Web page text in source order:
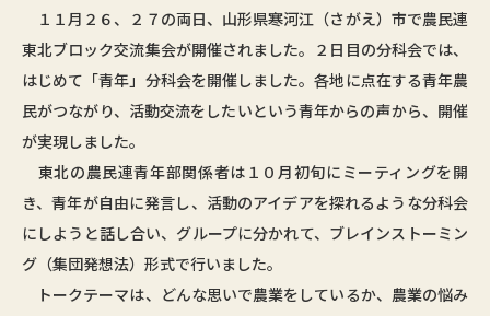
１１月２６、２７の両日、山形県寒河江（さがえ）市で農民連
東北ブロック交流集会が開催されました。２日目の分科会では、
はじめて「青年」分科会を開催しました。各地に点在する青年農
民がつながり、活動交流をしたいという青年からの声から、開催
が実現しました。
東北の農民連青年部関係者は１０月初旬にミーティングを開
き、青年が自由に発言し、活動のアイデアを探れるような分科会
にしようと話し合い、グループに分かれて、ブレインストーミン
グ（集団発想法）形式で行いました。
トークテーマは、どんな思いで農業をしているか、農業の悩み